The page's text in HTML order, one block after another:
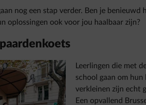
nog een stap verder. Ben je benieuwd
oplossingen ook voor jou haalbaar zijn?
Leerlingen die met
school gaan om
verkleinen zijn echt
Een opvallend